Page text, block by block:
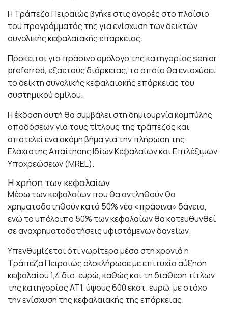
Η Τράπεζα Πειραιώς βγήκε στις αγορές στο πλαίσιο
του προγράμματός της για ενίσχυση των δεικτών
συνολικής κεφαλαιακής επάρκειας.
Πρόκειται για πράσινο ομόλογο της κατηγορίας senior
preferred, εξαετούς διάρκειας, το οποίο θα ενισχύσει
το δείκτη συνολικής κεφαλαιακής επάρκειας του
συστημικού ομίλου.
Η έκδοση αυτή θα συμβάλει στη δημιουργία καμπύλης
αποδόσεων για τους τίτλους της τράπεζας και
αποτελεί ένα ακόμη βήμα για την πλήρωση της
Ελάχιστης Απαίτησης Ιδίων Κεφαλαίων και Επιλέξιμων
Υποχρεώσεων (MREL).
Η χρήση των κεφαλαίων
Mέσω των κεφαλαίων που θα αντληθούν θα
χρηματοδοτηθούν κατά 50% νέα «πράσινα» δάνεια,
ενώ το υπόλοιπο 50% των κεφαλαίων θα κατευθυνθεί
σε αναχρηματοδοτήσεις υφιστάμενων δανείων.
Υπενθυμίζεται ότι νωρίτερα μέσα στη χρονιά η
Τράπεζα Πειραιώς ολοκλήρωσε με επιτυχία αύξηση
κεφαλαίου 1,4 δισ. ευρώ, καθώς και τη διάθεση τίτλων
της κατηγορίας ΑΤ1, ύψους 600 εκατ. ευρώ, με στόχο
την ενίσχυση της κεφαλαιακής της επάρκειας.